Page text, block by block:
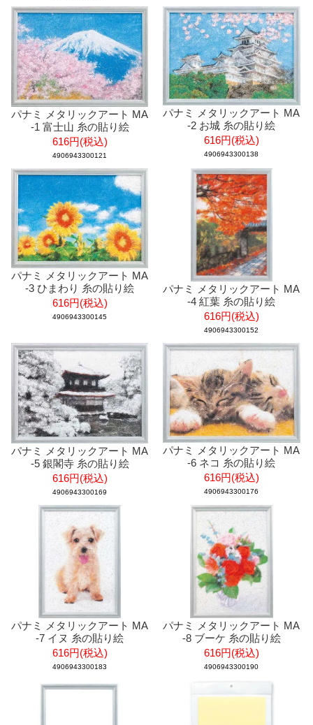
パナミ メタリックアート MA
-1 富士山 糸の貼り絵
616円(税込)
4906943300121
パナミ メタリックアート MA
-2 お城 糸の貼り絵
616円(税込)
4906943300138
パナミ メタリックアート MA
-3 ひまわり 糸の貼り絵
616円(税込)
4906943300145
パナミ メタリックアート MA
-4 紅葉 糸の貼り絵
616円(税込)
4906943300152
パナミ メタリックアート MA
-5 銀閣寺 糸の貼り絵
616円(税込)
4906943300169
パナミ メタリックアート MA
-6 ネコ 糸の貼り絵
616円(税込)
4906943300176
パナミ メタリックアート MA
-7 イヌ 糸の貼り絵
616円(税込)
4906943300183
パナミ メタリックアート MA
-8 ブーケ 糸の貼り絵
616円(税込)
4906943300190